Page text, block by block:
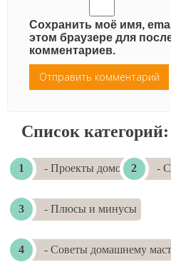
Сохранить моё имя,
этом браузере для
комментариев.
Список категорий:
- Проекты домов -
- Плюсы и минусы
- Советы домашнему